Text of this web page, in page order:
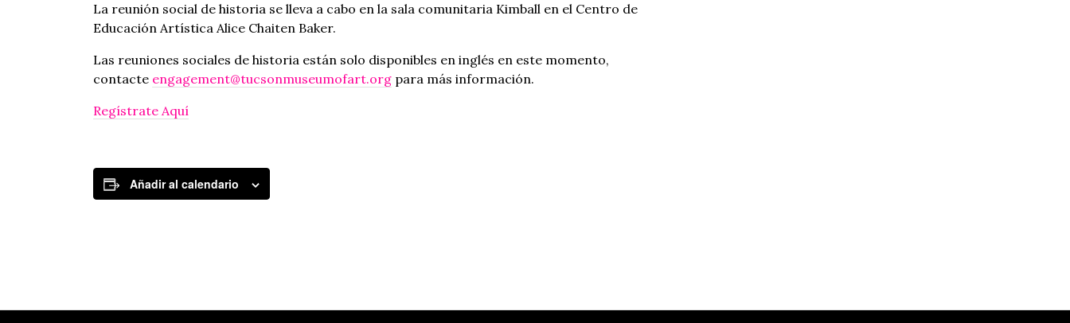
La reunión social de historia se lleva a cabo en la sala comunitaria Kimball en el Centro de
Educación Artística Alice Chaiten Baker.
Las reuniones sociales de historia están solo disponibles en inglés en este momento,
contacte engagement@tucsonmuseumofart.org para más información.
Regístrate Aquí
Añadir al calendario